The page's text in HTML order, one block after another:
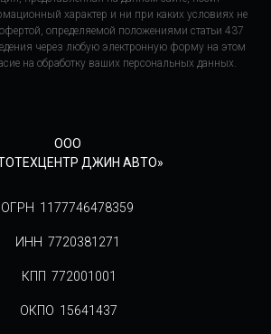
характер и ни при каких условиях не
определяемой положениями статьи 437
через любую электронную форму на этом
на обработку ваших персональных данных.
ООО
ДЖИН АВТО»
ОГРН 1177746478359
ИНН 7720381271
КПП 772001001
ОКПО 15641437